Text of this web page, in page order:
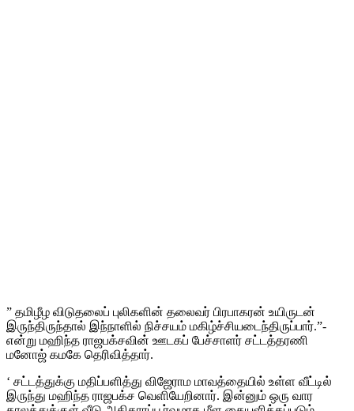
” தமிழீழ விடுதலைப் புலிகளின் தலைவர் பிரபாகரன் உயிருடன்
இருந்திருந்தால் இந்நாளில் நிச்சயம் மகிழ்ச்சியடைந்திருப்பார்.”-
என்று மஹிந்த ராஜபக்சவின் ஊடகப் பேச்சாளர் சட்டத்தரணி
மனோஜ் கமகே தெரிவித்தார்.
‘ சட்டத்துக்கு மதிப்பளித்து விஜேராம மாவத்தையில் உள்ள வீட்டில்
இருந்து மஹிந்த ராஜபக்ச வெளியேறினார். இன்னும் ஒரு வார